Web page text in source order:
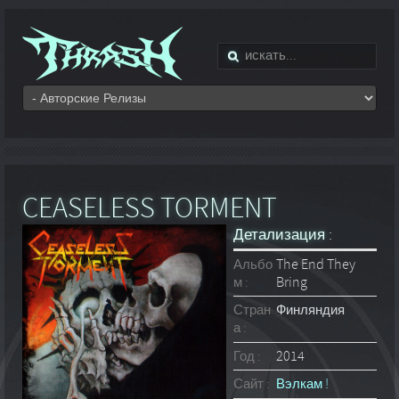
CEASELESS TORMENT
Детализация :
Альбо
м :
The End They
Bring
Стран
а :
Финляндия
Год :
2014
Сайт : Вэлкам !